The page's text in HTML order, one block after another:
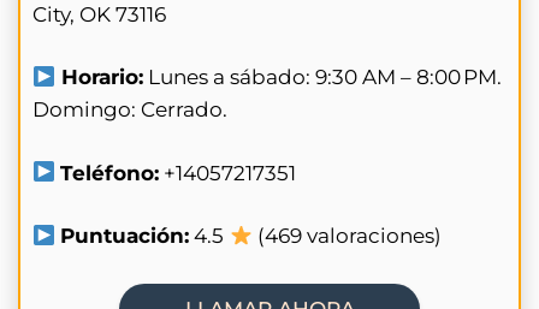
City, OK 73116
Horario: Lunes a sábado: 9:30 AM – 8:00 PM.
Domingo: Cerrado.
Teléfono: +14057217351
Puntuación: 4.5 (469 valoraciones)